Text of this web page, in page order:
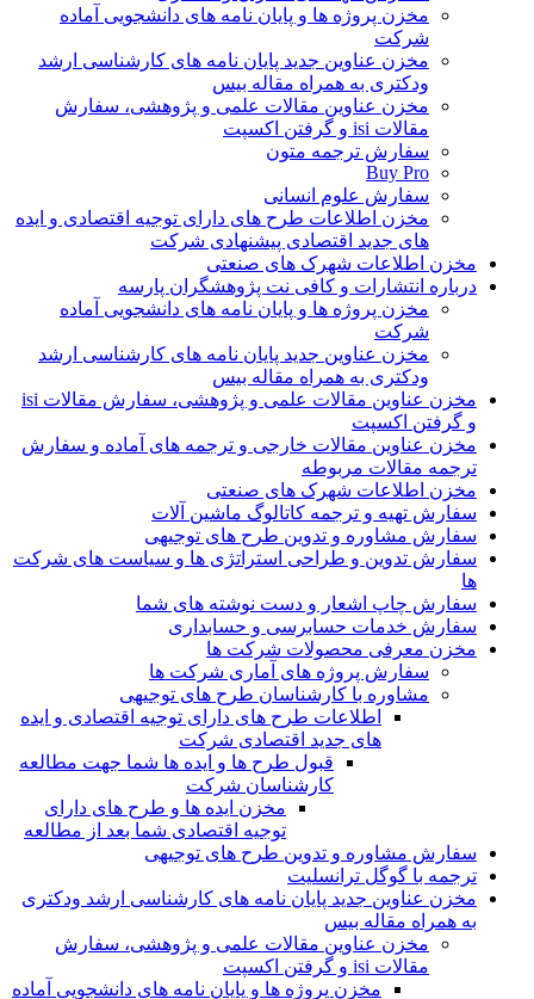
مخزن پروژه ها و پایان نامه های دانشجویی آماده
شرکت
مخزن عناوین جدید پایان نامه های کارشناسی ارشد
ودکتری به همراه مقاله بیس
مخزن عناوین مقالات علمی و پژوهشی، سفارش
مقالات isi و گرفتن اکسپت
سفارش ترجمه متون
Buy Pro
سفارش علوم انسانی
مخزن اطلاعات طرح های دارای توجیه اقتصادی و ایده
های جدید اقتصادی پیشنهادی شرکت
مخزن اطلاعات شهرک های صنعتی
درباره انتشارات و کافی نت پژوهشگران پارسه
مخزن پروژه ها و پایان نامه های دانشجویی آماده
شرکت
مخزن عناوین جدید پایان نامه های کارشناسی ارشد
ودکتری به همراه مقاله بیس
مخزن عناوین مقالات علمی و پژوهشی، سفارش مقالات isi
و گرفتن اکسپت
مخزن عناوین مقالات خارجی و ترجمه های آماده و سفارش
ترجمه مقالات مربوطه
مخزن اطلاعات شهرک های صنعتی
سفارش تهیه و ترجمه کاتالوگ ماشین آلات
سفارش مشاوره و تدوین طرح های توجیهی
سفارش تدوین و طراحی استراتژی ها و سیاست های شرکت
ها
سفارش چاپ اشعار و دست نوشته های شما
سفارش خدمات حسابرسی و حسابداری
مخزن معرفی محصولات شرکت ها
سفارش پروژه های آماری شرکت ها
مشاوره با کارشناسان طرح های توجیهی
اطلاعات طرح های دارای توجیه اقتصادی و ایده
های جدید اقتصادی شرکت
قبول طرح ها و ایده ها شما جهت مطالعه
کارشناسان شرکت
مخزن ایده ها و طرح های دارای
توجیه اقتصادی شما بعد از مطالعه
سفارش مشاوره و تدوین طرح های توجیهی
ترجمه با گوگل ترانسلیت
مخزن عناوین جدید پایان نامه های کارشناسی ارشد ودکتری
به همراه مقاله بیس
مخزن عناوین مقالات علمی و پژوهشی، سفارش
مقالات isi و گرفتن اکسپت
مخزن پروژه ها و پایان نامه های دانشجویی آماده